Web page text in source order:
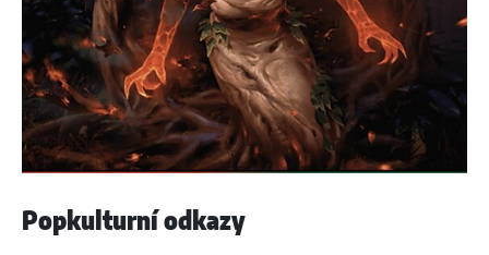
Popkulturní odkazy